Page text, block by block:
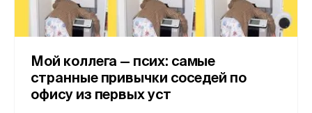
Мой коллега — псих: самые
странные привычки соседей по
офису из первых уст